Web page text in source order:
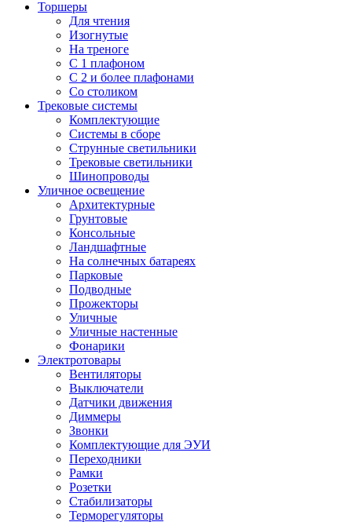
Торшеры
Для чтения
Изогнутые
На треноге
С 1 плафоном
С 2 и более плафонами
Со столиком
Трековые системы
Комплектующие
Системы в сборе
Струнные светильники
Трековые светильники
Шинопроводы
Уличное освещение
Архитектурные
Грунтовые
Консольные
Ландшафтные
На солнечных батареях
Парковые
Подводные
Прожекторы
Уличные
Уличные настенные
Фонарики
Электротовары
Вентиляторы
Выключатели
Датчики движения
Диммеры
Звонки
Комплектующие для ЭУИ
Переходники
Рамки
Розетки
Стабилизаторы
Терморегуляторы